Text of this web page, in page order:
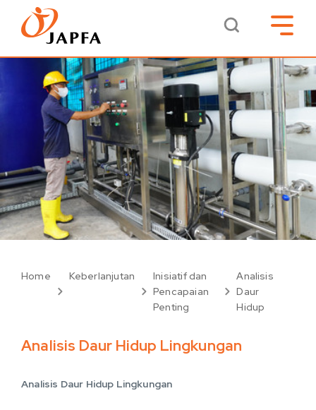
Home Keberlanjutan
Inisiatif dan
Pencapaian
Penting
Analisis
Daur
Hidup
Analisis Daur Hidup Lingkungan
Analisis Daur Hidup Lingkungan